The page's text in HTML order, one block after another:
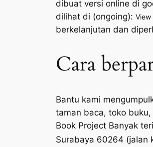
dibuat versi online di
dilihat di (ongoing): View
berkelanjutan dan
Cara
Bantu kami
taman baca, toko
Book Project Banyak
Surabaya 60264 (jalan